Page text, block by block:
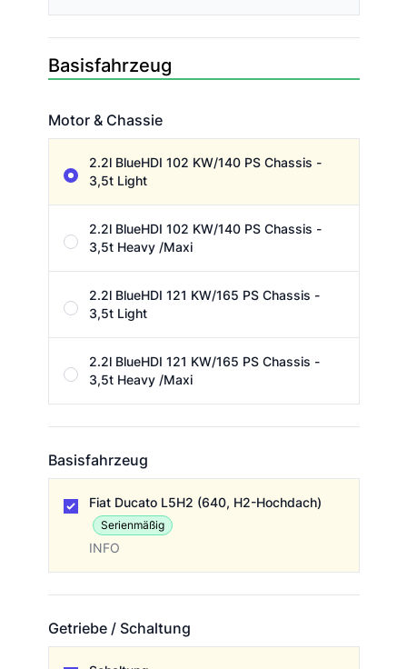
Basisfahrzeug
Motor & Chassie
2.2l BlueHDI 102 KW/140 PS Chassis -
3,5t Light
2.2l BlueHDI 102 KW/140 PS Chassis -
3,5t Heavy /Maxi
2.2l BlueHDI 121 KW/165 PS Chassis -
3,5t Light
2.2l BlueHDI 121 KW/165 PS Chassis -
3,5t Heavy /Maxi
Basisfahrzeug
Fiat Ducato L5H2 (640, H2-Hochdach)
Serienmäßig
INFO
Getriebe / Schaltung